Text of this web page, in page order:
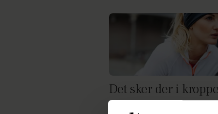
Det sker der i
når du løber et